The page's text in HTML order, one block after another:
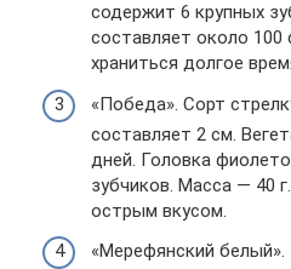
содержит 6 крупных
составляет около 100
храниться долгое
«Победа». Сорт
составляет 2 см.
дней. Головка
зубчиков. Масса — 40
острым вкусом.
«Мерефянский